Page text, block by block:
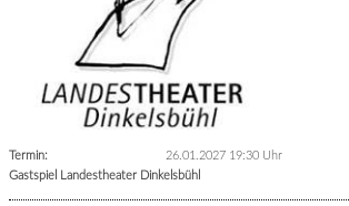
Termin:
26.01.2027 19:30 Uhr
Gastspiel Landestheater Dinkelsbühl